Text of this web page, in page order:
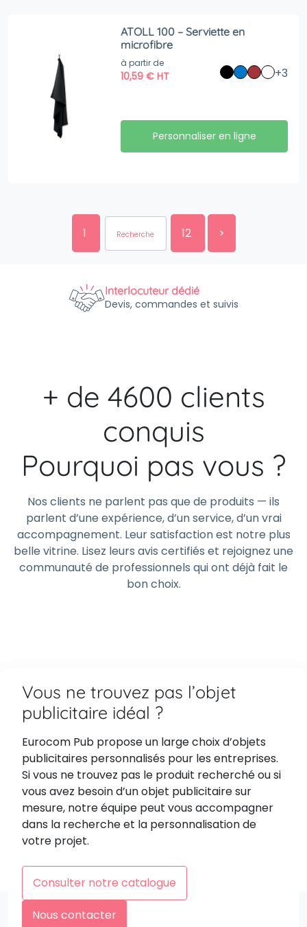
ATOLL 100 – Serviette en
microfibre
à partir de
10,59€ HT +3
Personnaliser en ligne
1 12 >
Interlocuteur dédié
Devis, commandes et suivis
+ de 4600 clients
conquis
Pourquoi pas vous ?
Nos clients ne parlent pas que de produits — ils
parlent d’une expérience, d’un service, d’un vrai
accompagnement. Leur satisfaction est notre plus
belle vitrine. Lisez leurs avis certifiés et rejoignez une
communauté de professionnels qui ont déjà fait le
bon choix.
Vous ne trouvez pas l’objet
publicitaire idéal ?
Eurocom Pub propose un large choix d’objets
publicitaires personnalisés pour les entreprises.
Si vous ne trouvez pas le produit recherché ou si
vous avez besoin d’un objet publicitaire sur
mesure, notre équipe peut vous accompagner
dans la recherche et la personnalisation de
votre projet.
Consulter notre catalogue
Nous contacter